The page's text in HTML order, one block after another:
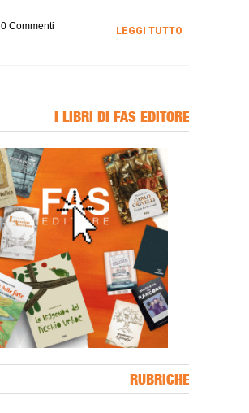
0 Commenti LEGGI TUTTO
I LIBRI DI FAS EDITORE
RUBRICHE